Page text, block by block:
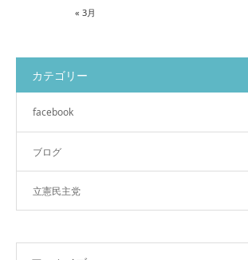
« 3月
カテゴリー
facebook
ブログ
立憲民主党